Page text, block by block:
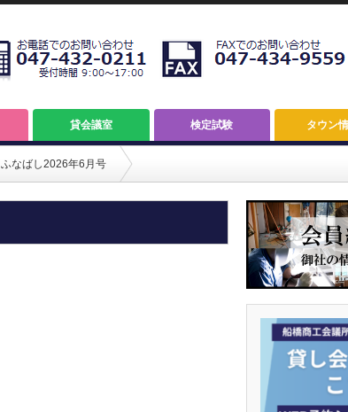
貸会議室 検定試験 タウン
なばし2026年6月号